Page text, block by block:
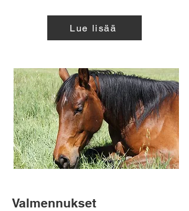
Lue lisää
Valmennukset